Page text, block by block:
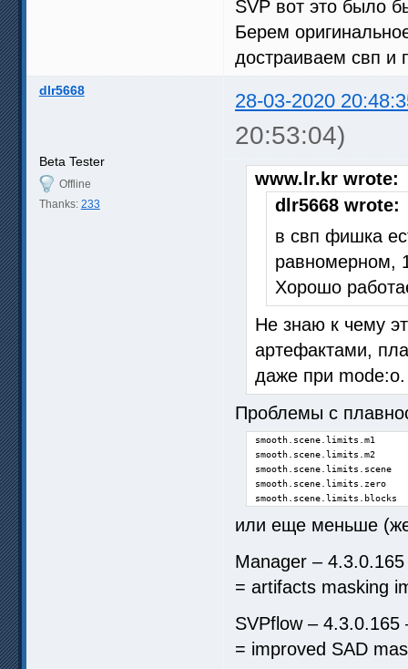
SVP вот это было
Берем
достраиваем свп и
dlr5668 28-03-2020
20:53:04)
Beta Tester
Offline
Thanks: 233
www.lr.kr wrote:
dlr5668 wrote:
в свп фишка
равномерном,
Хорошо
Не знаю к чему
артефактами,
даже при mode:o.
Проблемы с
smooth.scene.limits.m1
smooth.scene.limits.m2
smooth.scene.limits.scene
smooth.scene.limits.zero
или еще меньше
Manager –
= artifacts masking
SVPflow – 4.3.0.165
= improved SAD